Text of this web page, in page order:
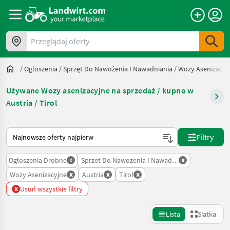
Przeglądaj oferty
/Ogloszenia /Sprzęt Do Nawożenia I Nawadniania /Wozy
Używane Wozy asenizacyjne na sprzedaż / kupno w
Austria / Tirol
Tak sortuje się na Landwirt.com
Filtry
Ogłoszenia Drobne x Sprzet Do Nawozenia I Nawadniania
x
Wozy Asenizacyjne x Austria x Tirol x
x Usuń wszystkie filtry
Lista Siatka